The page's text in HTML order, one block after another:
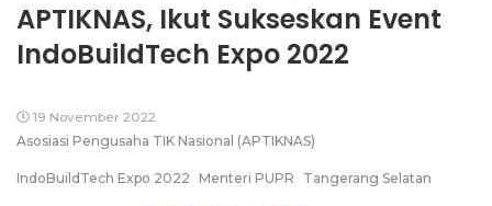
APTIKNAS, Ikut Sukseskan Event
IndoBuildTech Expo 2022
19 November 2022
Asosiasi Pengusaha TIK Nasional (APTIKNAS)
IndoBuildTech Expo 2022 Menteri PUPR Tangerang Selatan